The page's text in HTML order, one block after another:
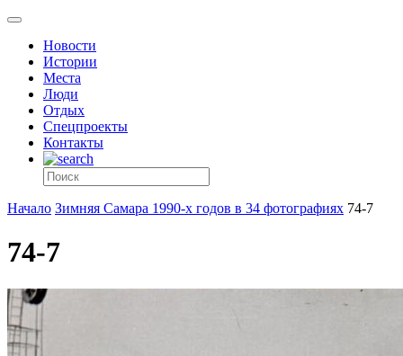
Новости
Истории
Места
Люди
Отдых
Спецпроекты
Контакты
Начало Зимняя Самара 1990-х годов в 34 фотографиях 74-7
74-7